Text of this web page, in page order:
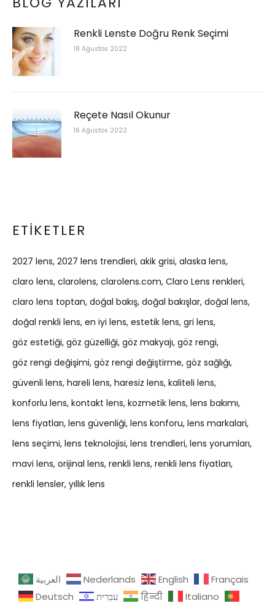
Renkli Lenste Doğru Renk Seçimi
18 Ağustos 2022
Reçete Nasıl Okunur
16 Ağustos 2022
ETIKETLER
2027 lens 2027 lens trendleri akik grisi alaska lens
claro lens clarolens clarolens.com Claro Lens renkleri
claro lens toptan doğal bakış doğal bakışlar doğal lens
doğal renkli lens en iyi lens estetik lens gri lens
göz estetiği göz güzelliği göz makyajı göz rengi
göz rengi değişimi göz rengi değiştirme göz sağlığı
güvenli lens hareli lens haresiz lens kaliteli lens
konforlu lens kontakt lens kozmetik lens lens bakımı
lens fiyatları lens güvenliği lens konforu lens markalari
lens seçimi lens teknolojisi lens trendleri lens yorumları
mavi lens orijinal lens renkli lens renkli lens fiyatları
renkli lensler yıllık lens
العربية Nederlands English
Français
Deutsch
עִבְרִית हिन्दी
Italiano